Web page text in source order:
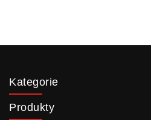
Kategorie
Produkty